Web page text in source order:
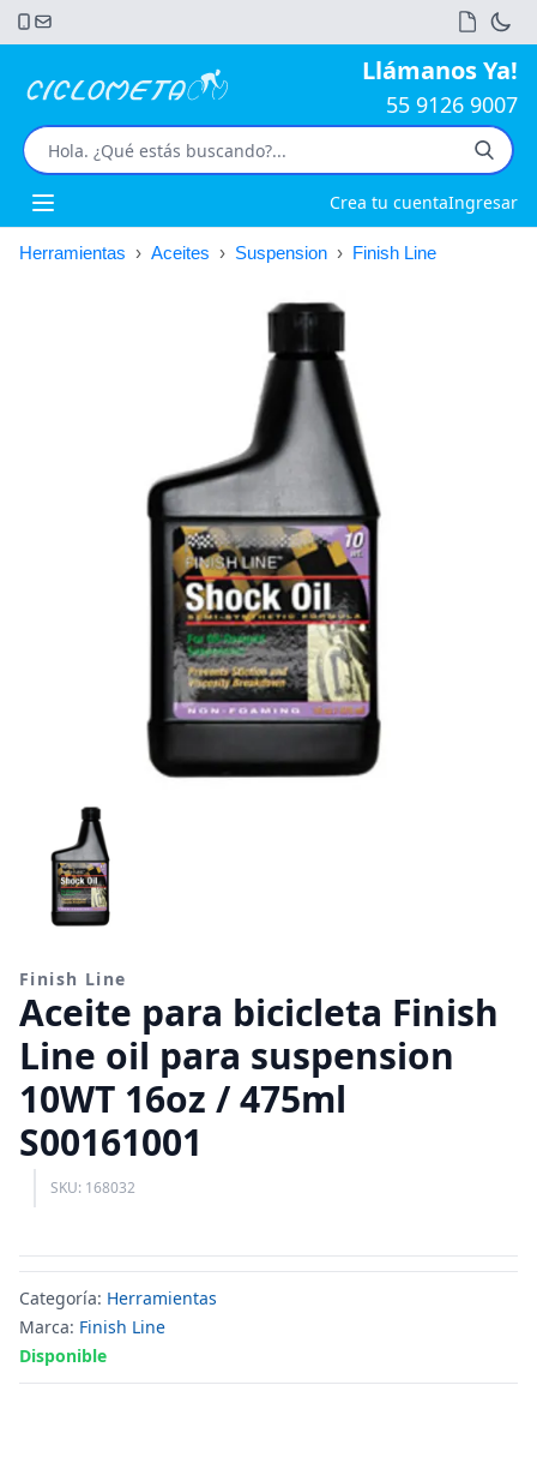
Llámanos Ya!
55 9126 9007
Open main menu Crea tu cuentaIngresar
Herramientas › Aceites › Suspension › Finish Line
Finish Line
Aceite para bicicleta Finish
Line oil para suspension
10WT 16oz / 475ml
S00161001
SKU: 168032
Categoría: Herramientas
Marca: Finish Line
Disponible